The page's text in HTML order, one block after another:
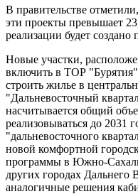
В правительстве
эти проекты превышает
реализации будет
Новые участки,
включить в ТОР
строить жилье в
"Дальневосточный
насчитывается общий
реализовываться до 2031
"дальневосточного
новой комфортной
программы в Южно-
других городах Дальнего
аналогичные решения